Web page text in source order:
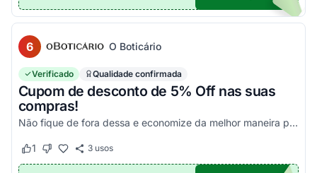
6 O Boticário
Verificado Qualidade confirmada
Cupom de desconto de 5% Off nas suas
compras!
Não fique de fora dessa e economize da melhor maneira possível! Válido somente nessa seleção!
Este cupom funcionou
1 Este cupom não funcionou
3usos